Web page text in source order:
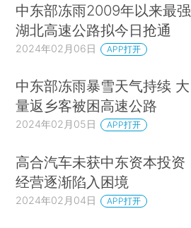
中东部冻雨2009年以来最强
湖北高速公路拟今日抢通
2024年02月06日 APP打开
中东部冻雨暴雪天气持续 大
量返乡客被困高速公路
2024年02月05日 APP打开
高合汽车未获中东资本投资
经营逐渐陷入困境
2024年02月04日 APP打开